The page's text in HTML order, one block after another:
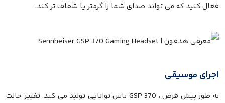
فعال کنید که می تواند صدای شما را گرمتر یا شفاف تر کند.
اجرای موسیقی
به طور پیش فرض ، GSP 370 باس توانایی تولید می کند. تغییر حالت